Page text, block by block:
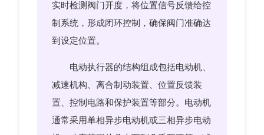
实时检测阀门开度，将位置信号反馈给控
制系统，形成闭环控制，确保阀门准确达
到设定位置。
电动执行器的结构组成包括电动机、
减速机构、离合制动装置、位置反馈装
置、控制电路和保护装置等部分。电动机
通常采用单相异步电动机或三相异步电动